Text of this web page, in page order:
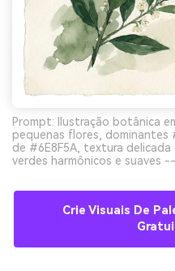
Prompt: Ilustração botânica
pequenas flores, dominantes
de #6E8F5A, textura
verdes harmônicos e suaves
Crie Visuais De